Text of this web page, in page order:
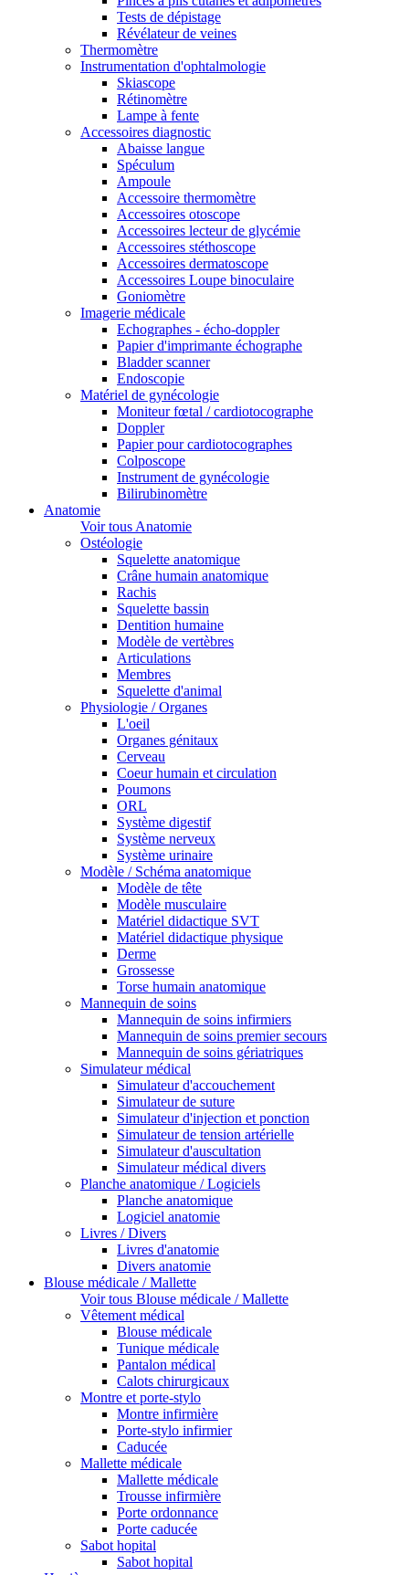
Tests de dépistage
Révélateur de veines
Thermomètre
Instrumentation d'ophtalmologie
Skiascope
Rétinomètre
Lampe à fente
Accessoires diagnostic
Abaisse langue
Spéculum
Ampoule
Accessoire thermomètre
Accessoires otoscope
Accessoires lecteur de glycémie
Accessoires stéthoscope
Accessoires dermatoscope
Accessoires Loupe binoculaire
Goniomètre
Imagerie médicale
Echographes - écho-doppler
Papier d'imprimante échographe
Bladder scanner
Endoscopie
Matériel de gynécologie
Moniteur fœtal / cardiotocographe
Doppler
Papier pour cardiotocographes
Colposcope
Instrument de gynécologie
Bilirubinomètre
Anatomie
Voir tous Anatomie
Ostéologie
Squelette anatomique
Crâne humain anatomique
Rachis
Squelette bassin
Dentition humaine
Modèle de vertèbres
Articulations
Membres
Squelette d'animal
Physiologie / Organes
L'oeil
Organes génitaux
Cerveau
Coeur humain et circulation
Poumons
ORL
Système digestif
Système nerveux
Système urinaire
Modèle / Schéma anatomique
Modèle de tête
Modèle musculaire
Matériel didactique SVT
Matériel didactique physique
Derme
Grossesse
Torse humain anatomique
Mannequin de soins
Mannequin de soins infirmiers
Mannequin de soins premier secours
Mannequin de soins gériatriques
Simulateur médical
Simulateur d'accouchement
Simulateur de suture
Simulateur d'injection et ponction
Simulateur de tension artérielle
Simulateur d'auscultation
Simulateur médical divers
Planche anatomique / Logiciels
Planche anatomique
Logiciel anatomie
Livres / Divers
Livres d'anatomie
Divers anatomie
Blouse médicale / Mallette
Voir tous Blouse médicale / Mallette
Vêtement médical
Blouse médicale
Tunique médicale
Pantalon médical
Calots chirurgicaux
Montre et porte-stylo
Montre infirmière
Porte-stylo infirmier
Caducée
Mallette médicale
Mallette médicale
Trousse infirmière
Porte ordonnance
Porte caducée
Sabot hopital
Sabot hopital